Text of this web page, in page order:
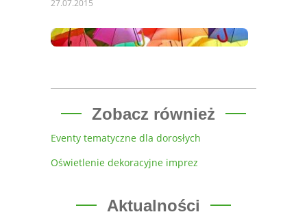
27.07.2015
Zobacz również
Eventy tematyczne dla dorosłych
Oświetlenie dekoracyjne imprez
Aktualności